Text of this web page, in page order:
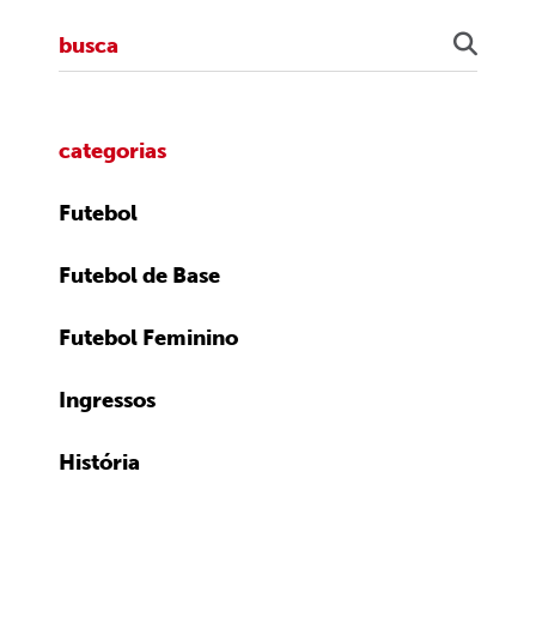
categorias
Futebol
Futebol de Base
Futebol Feminino
Ingressos
História